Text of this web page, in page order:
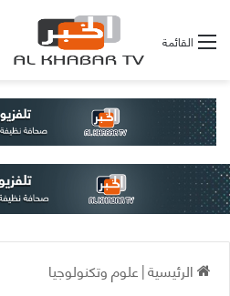
القائمة
الرئيسية|علوم وتكنولوجيا